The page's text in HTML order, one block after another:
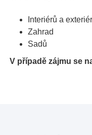
Interiérů a
Zahrad
Sadů
V případě zájmu se